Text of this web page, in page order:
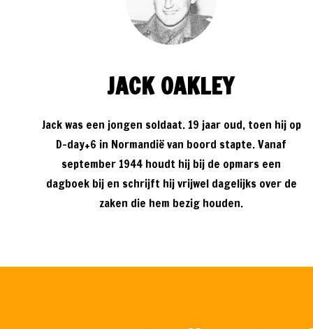
JACK OAKLEY
Jack was een jongen soldaat. 19 jaar oud, toen hij op
D-day+6 in Normandië van boord stapte. Vanaf
september 1944 houdt hij bij de opmars een
dagboek bij en schrijft hij vrijwel dagelijks over de
zaken die hem bezig houden.